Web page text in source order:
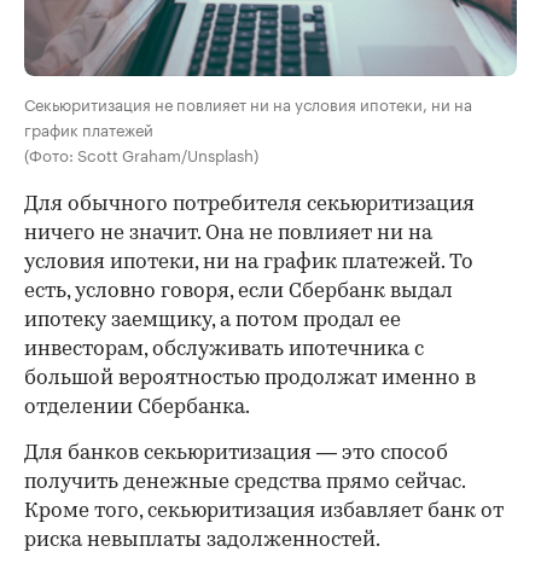
Секьюритизация не повлияет ни на условия ипотеки, ни на
график платежей
(Фото: Scott Graham/Unsplash)
Для обычного потребителя секьюритизация
ничего не значит. Она не повлияет ни на
условия ипотеки, ни на график платежей. То
есть, условно говоря, если Сбербанк выдал
ипотеку заемщику, а потом продал ее
инвесторам, обслуживать ипотечника с
большой вероятностью продолжат именно в
отделении Сбербанка.
Для банков секьюритизация — это способ
получить денежные средства прямо сейчас.
Кроме того, секьюритизация избавляет банк от
риска невыплаты задолженностей.